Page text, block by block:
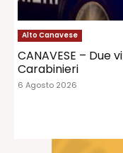
Alto Canavese
CANAVESE –
Carabinieri
6 Agosto 2026